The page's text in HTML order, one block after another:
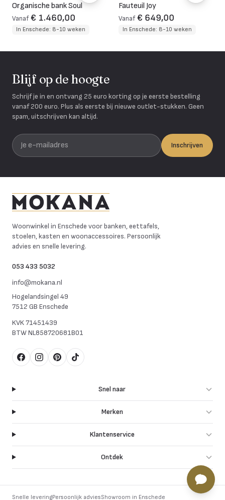
Organische bank Soul
Vanaf € 1.460,00
In Enschede: 8-10 weken
Fauteuil Joy
Vanaf € 649,00
In Enschede: 8-10 weken
Blijf op de hoogte
Schrijf je in en ontvang 25 euro korting op je eerste bestelling
vanaf 200 euro. Plus als eerste bij nieuwe outlet-stukken. Geen
spam, uitschrijven kan altijd.
Je e-mailadres
Inschrijven
Woonwinkel in Enschede voor banken, eettafels,
stoelen, kasten en woonaccessoires. Persoonlijk
advies en snelle levering.
053 433 5032
info@mokana.nl
Hogelandsingel 49
7512 GB Enschede
KVK71451439
BTWNL858720681B01
FacebookInstagram
Pinterest
TikTok
Snel naar
Merken
Klantenservice
Ontdek
Snelle leveringPersoonlijk adviesShowroom in Enschede